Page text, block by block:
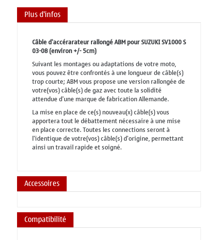
Plus d'infos
Câble d'accérarateur rallongé ABM pour SUZUKI SV1000 S
03-08 (environ +/- 5cm)
Suivant les montages ou adaptations de votre moto,
vous pouvez être confrontés à une longueur de câble(s)
trop courte; ABM vous propose une version rallongée de
votre(vos) câble(s) de gaz avec toute la solidité
attendue d'une marque de fabrication Allemande.
La mise en place de ce(s) nouveau(x) câble(s) vous
apportera tout le débattement nécessaire à une mise
en place correcte. Toutes les connections seront à
l'identique de votre(vos) câble(s) d'origine, permettant
ainsi un travail rapide et soigné.
Accessoires
Compatibilité